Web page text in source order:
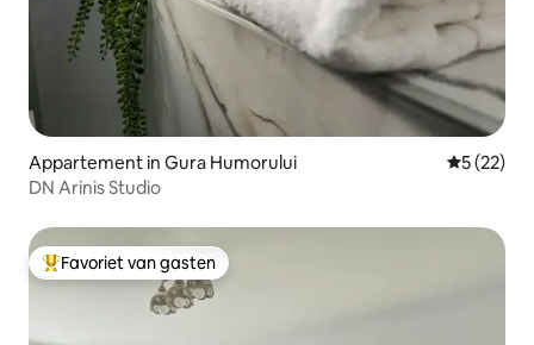
Appartement in Gura Humorului
5 (22)
DN Arinis Studio
Topfavoriet van gasten
Favoriet van gasten